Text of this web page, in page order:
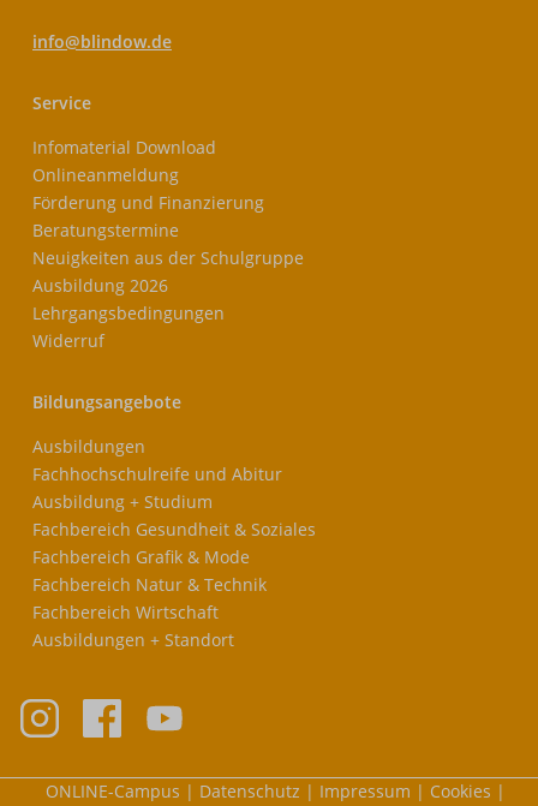
info@blindow.de
Service
Infomaterial Download
Onlineanmeldung
Förderung und Finanzierung
Beratungstermine
Neuigkeiten aus der Schulgruppe
Ausbildung 2026
Lehrgangsbedingungen
Widerruf
Bildungsangebote
Ausbildungen
Fachhochschulreife und Abitur
Ausbildung + Studium
Fachbereich Gesundheit & Soziales
Fachbereich Grafik & Mode
Fachbereich Natur & Technik
Fachbereich Wirtschaft
Ausbildungen + Standort
Meta-
ONLINE-Campus Datenschutz Impressum Cookies